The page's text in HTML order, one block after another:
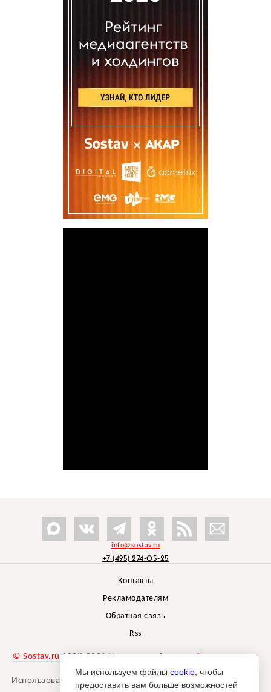
info@sostav.ru
+7 (495) 274-05-25
Контакты
Рекламодателям
Обратная связь
Rss
© Sostav.ru 1998-2026 Независимый проектбрендингового
агентства Depot
Использование материалов Sostav.ru допустимо только при
Мы используем файлы cookie , чтобы
предоставить вам больше возможностей